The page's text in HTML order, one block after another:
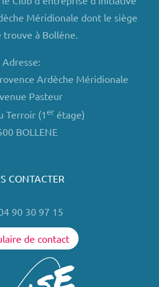
Méridionale dont le siège
trouve à Bollène.
Adresse:
Ardèche Méridionale
Pasteur
Terroir (1erétage)
BOLLENE
CONTACTER
90 30 97 15
de contact